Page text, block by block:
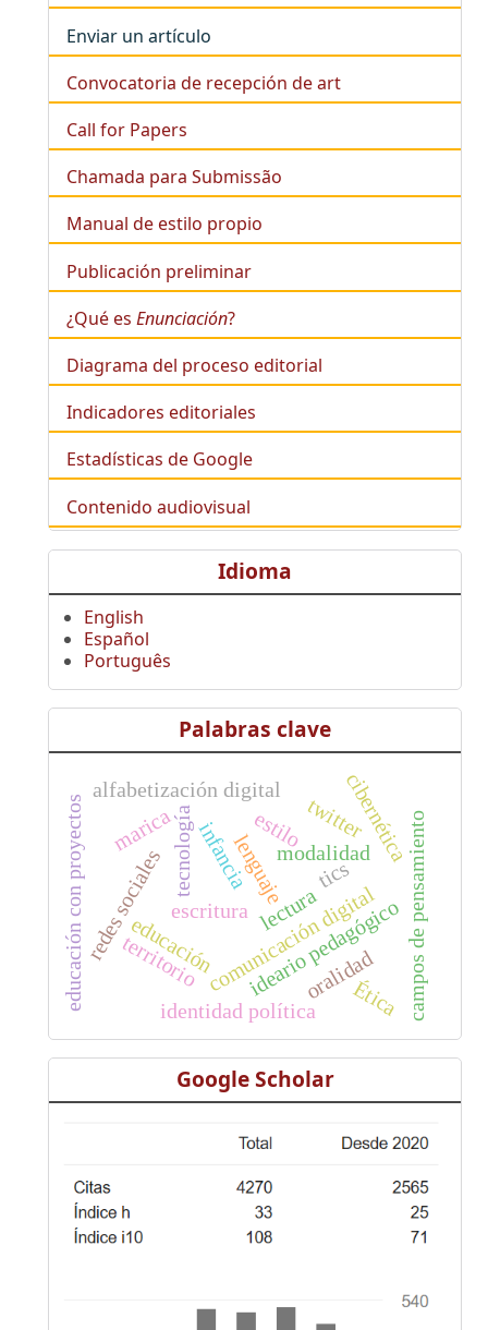
Enviar un artículo
Convocatoria de recepción de art
Call for Papers
Chamada para Submissão
Manual de estilo propio
Publicación preliminar
¿Qué es Enunciación?
Diagrama del proceso editorial
Indicadores editoriales
Estadísticas de Google
Contenido audiovisual
Idioma
English
Español
Português
Palabras clave
lenguaje
tecnología
comunicación digital
educación
alfabetización digital
tics
ideario pedagógicocampos de pensamiento
educación con proyectos modalidad
redes sociales
estilo
identidad política
lectura
escritura
oralidad
marica twitter
infancia cibernética
territorio
Ética
Google Scholar